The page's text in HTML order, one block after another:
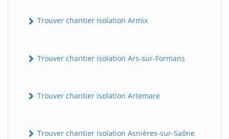
Trouver chantier isolation Armix
Trouver chantier isolation Ars-sur-Formans
Trouver chantier isolation Artemare
Trouver chantier isolation Asnières-sur-Saône